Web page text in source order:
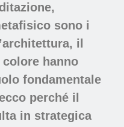
sono i
il
colore hanno
fondamentale
perché il
in strategica